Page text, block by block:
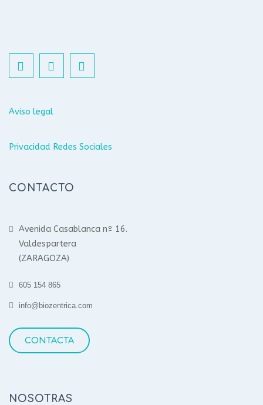
Aviso legal
Privacidad Redes Sociales
CONTACTO
Avenida Casablanca nº 16.
Valdespartera
(ZARAGOZA)
605 154 865
info@biozentrica.com
CONTACTA
NOSOTRAS